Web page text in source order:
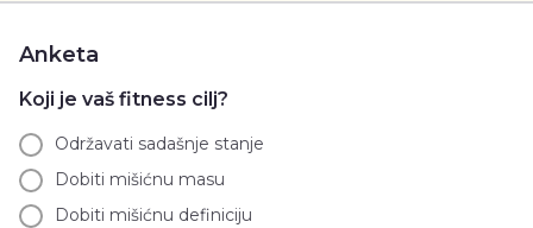
Anketa
Koji je vaš fitness cilj?
Održavati sadašnje stanje
Dobiti mišićnu masu
Dobiti mišićnu definiciju